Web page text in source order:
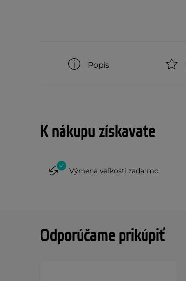
Popis
K nákupu získavate
Výmena veľkosti zadarmo
Odporúčame prikúpiť